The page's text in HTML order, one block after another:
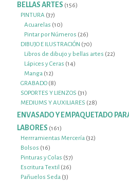
BELLAS ARTES 156156
PINTURA 3737
productos
Acuarelas 1010
productos
Pintar por Números 2626
productos
DIBUJO E ILUSTRACIÓN 7070
productos
Libros de dibujo y bellas artes 2222
Lápices y Ceras 1414
Manga 1212
productos
GRABADO 88
productos
SOPORTES Y LIENZOS 3131
productos
MEDIUMS Y AUXILIARES 2828
productos
ENVASADO Y EMPAQUETADO
LABORES 161161
productos
Herrramientas Mercería 3232
Bolsos 1616
productos
Pinturas y Colas 5757
productos
Escritura Textil 2626
Pañuelos Seda 33